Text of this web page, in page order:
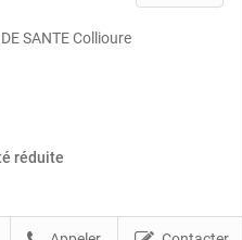
SANTE Collioure
réduite